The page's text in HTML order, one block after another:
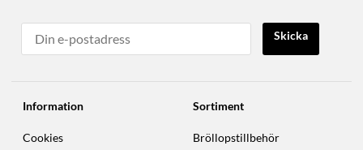
Skicka
Information
Cookies
Sortiment
Bröllopstillbehör